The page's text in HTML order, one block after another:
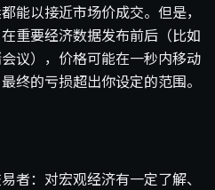
能以接近市场价成交。但是，
重要经济数据发布前后（比如
议），价格可能在一秒内移动
终的亏损超出你设定的范围。
者：对宏观经济有一定了解、